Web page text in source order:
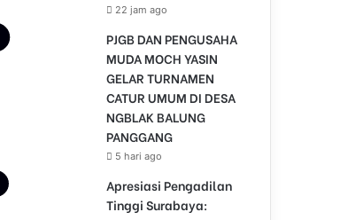
22 jam ago
PJGB DAN PENGUSAHA
MUDA MOCH YASIN
GELAR TURNAMEN
CATUR UMUM DI DESA
NGBLAK BALUNG
PANGGANG
5 hari ago
Apresiasi Pengadilan
Tinggi Surabaya: